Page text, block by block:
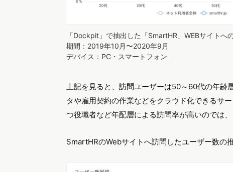
「Dockpit」で抽出した「SmartHR」WEBサイトへ
期間：2019年10月〜2020年9月
デバイス：PC・スマートフォン
上記を見ると、訪問ユーザーは50～60代の年
タや雇用契約の作業などをクラウド化できるサ
つ役職者など年配層による訪問率が高いのでは、
SmartHRのWebサイトへ訪問したユーザー数の